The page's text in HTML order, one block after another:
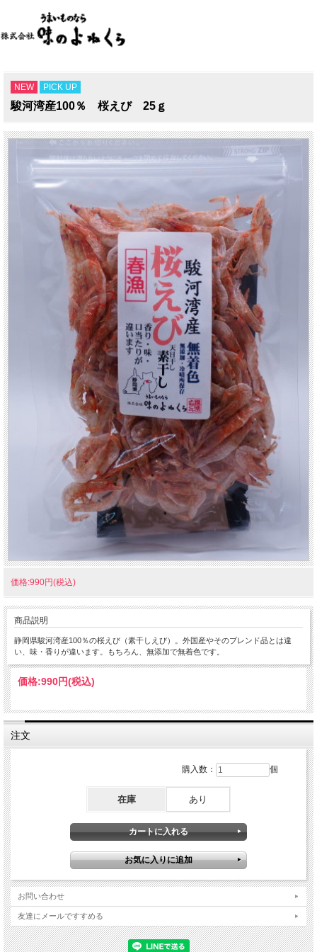
NEW PICK UP
駿河湾産100％ 桜えび 25ｇ
価格:990円(税込)
商品説明
静岡県駿河湾産100％の桜えび（素干しえび）。外国産やそのブレンド品とは違
い、味・香りが違います。もちろん、無添加で無着色です。
価格:990円(税込)
注文
購入数： 個
在庫 あり
お問い合わせ
友達にメールですすめる